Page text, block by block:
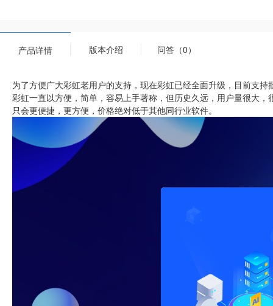
产品详情 版本介绍 问答（0）
为了方便广大彩虹老用户的支持，现在彩虹已经全面升级，目前支
彩虹一直以方便，简单，容易上手著称，但历史久远，用户量很大
只会更便捷，更方便，价格绝对低于其他同行业软件。